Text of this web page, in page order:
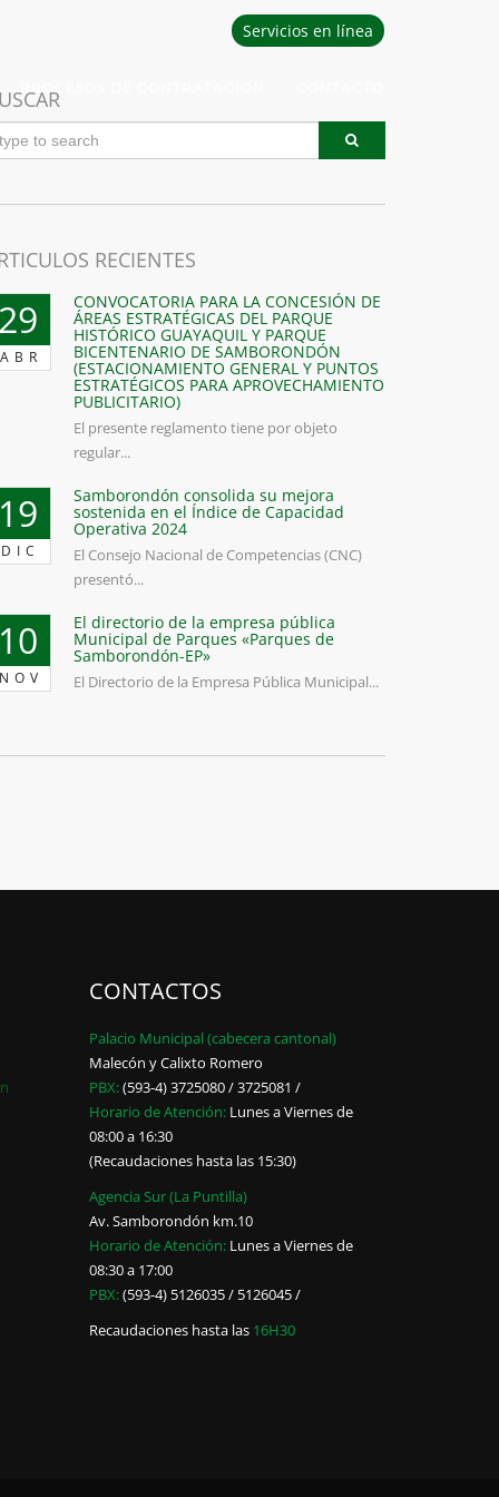
Servicios en línea
RECIENTES
29
ABR
CONVOCATORIA PARA LA CONCESIÓN DE
ÁREAS ESTRATÉGICAS DEL PARQUE
HISTÓRICO GUAYAQUIL Y PARQUE
BICENTENARIO DE SAMBORONDÓN
(ESTACIONAMIENTO GENERAL Y PUNTOS
ESTRATÉGICOS PARA APROVECHAMIENTO
PUBLICITARIO)
El presente reglamento tiene por objeto
regular...
19
DIC
Samborondón consolida su mejora
sostenida en el Índice de Capacidad
Operativa 2024
El Consejo Nacional de Competencias (CNC)
presentó...
10
NOV
El directorio de la empresa pública
Municipal de Parques «Parques de
Samborondón-EP»
El Directorio de la Empresa Pública Municipal...
CONTACTOS
Palacio Municipal (cabecera cantonal)
Malecón y Calixto Romero
PBX:(593-4) 3725080 / 3725081 /
Horario de Atención:Lunes a Viernes de
08:00 a 16:30
(Recaudaciones hasta las 15:30)
Agencia Sur (La Puntilla)
Av. Samborondón km.10
Horario de Atención:Lunes a Viernes de
08:30 a 17:00
PBX:(593-4) 5126035 / 5126045 /
Recaudaciones hasta las 16H30